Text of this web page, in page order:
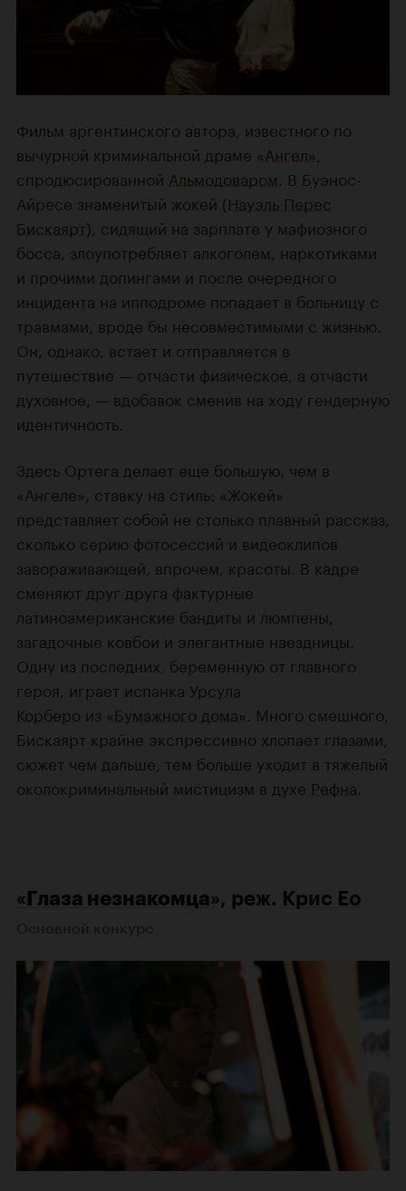
Фильм аргентинского автора, известного по
вычурной криминальной драме «Ангел»,
спродюсированной Альмодоваром. В Буэнос-
Айресе знаменитый жокей (Науэль Перес
Бискаярт), сидящий на зарплате у мафиозного
босса, злоупотребляет алкоголем, наркотиками
и прочими допингами и после очередного
инцидента на ипподроме попадает в больницу с
травмами, вроде бы несовместимыми с жизнью.
Он, однако, встает и отправляется в
путешествие — отчасти физическое, а отчасти
духовное, — вдобавок сменив на ходу гендерную
идентичность.
Здесь Ортега делает еще большую, чем в
«Ангеле», ставку на стиль: «Жокей»
представляет собой не столько плавный рассказ,
сколько серию фотосессий и видеоклипов
завораживающей, впрочем, красоты. В кадре
сменяют друг друга фактурные
латиноамериканские бандиты и люмпены,
загадочные ковбои и элегантные наездницы.
Одну из последних, беременную от главного
героя, играет испанка Урсула
Корберо из «Бумажного дома». Много смешного,
Бискаярт крайне экспрессивно хлопает глазами,
сюжет чем дальше, тем больше уходит в тяжелый
околокриминальный мистицизм в духе Рефна.
«Глаза незнакомца», реж. Крис Ео